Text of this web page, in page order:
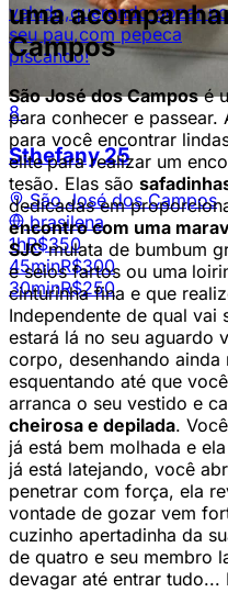
Estilo namoradinha bem
8
Sthefany25
São José dos Campos
brasilena
1hR$350
45minR$300
30minR$250
veludo,querendo gozar no
seu pau,com pepeca
piscando!
uma
Campos
São José dos Camposé
para conhecer e
para você encontrar
elite para realizar um
tesão. Elas são
dedicadas em
encontro com uma
SJCmulata de bumbum
e seios fartos ou uma
cinturinha fina e que
Independente de qual vai
estará lá no seu aguardo
corpo, desenhando ainda
esquentando até que
arranca o seu vestido e
cheirosa e depilada.
já está bem molhada e
já está latejando, você
penetrar com força, ela
vontade de gozar vem
cuzinho apertadinha da
de quatro e seu membro
devagar até entrar